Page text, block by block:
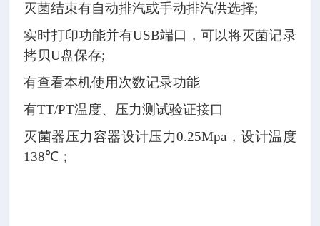
灭菌结束有自动排汽或手动排汽供选择;
实时打印功能并有USB端口，可以将灭菌记录
拷贝U盘保存;
有查看本机使用次数记录功能
有TT/PT温度、压力测试验证接口
灭菌器压力容器设计压力0.25Mpa ，设计温度
138℃；